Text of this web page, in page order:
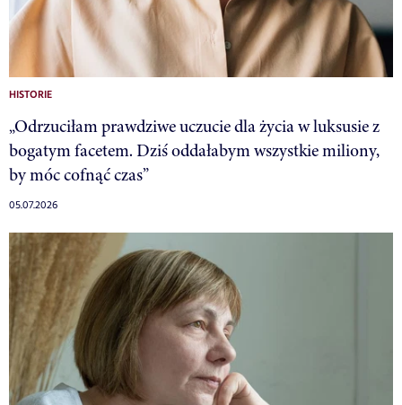
HISTORIE
„Odrzuciłam prawdziwe uczucie dla życia w luksusie z
bogatym facetem. Dziś oddałabym wszystkie miliony,
by móc cofnąć czas”
05.07.2026